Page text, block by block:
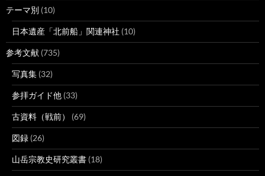
テーマ別 (10)
日本遺産「北前船」関連神社 (10)
参考文献 (735)
写真集 (32)
参拝ガイド他 (33)
古資料（戦前） (69)
図録 (26)
山岳宗教史研究叢書 (18)